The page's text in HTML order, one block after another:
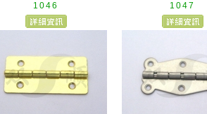
1046
1047